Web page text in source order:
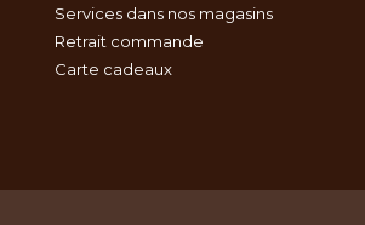
Services dans nos magasins
Retrait commande
Carte cadeaux